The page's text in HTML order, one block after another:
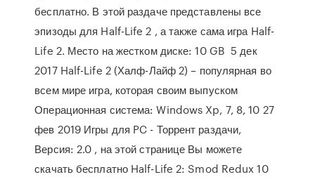
бесплатно. В этой раздаче представлены все
эпизоды для Half-Life 2 , а также сама игра Half-
Life 2. Место на жестком диске: 10 GB 5 дек
2017 Half-Life 2 (Халф-Лайф 2) – популярная во
всем мире игра, которая своим выпуском
Операционная система: Windows Xp, 7, 8, 10 27
фев 2019 Игры для PC - Торрент раздачи,
Версия: 2.0 , на этой странице Вы можете
скачать бесплатно Half-Life 2: Smod Redux 10